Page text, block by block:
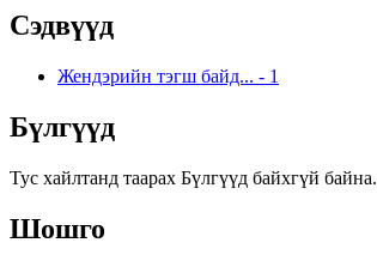
Сэдвүүд
Жендэрийн тэгш байд... - 1
Бүлгүүд
Тус хайлтанд таарах Бүлгүүд байхгүй байна.
Шошго